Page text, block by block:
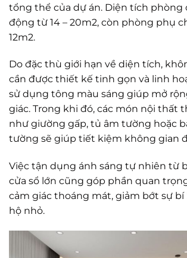
tổng thể của dự án. Diện tích phòng
động từ 14 – 20m2, còn phòng phụ
12m2.
Do đặc thù giới hạn về diện tích,
cần được thiết kế tinh gọn và linh
sử dụng tông màu sáng giúp mở
giác. Trong khi đó, các món nội thất
như giường gấp, tủ âm tường hoặc
tường sẽ giúp tiết kiệm không gian
Việc tận dụng ánh sáng tự nhiên từ
cửa sổ lớn cũng góp phần quan
cảm giác thoáng mát, giảm bớt sự bí
hộ nhỏ.